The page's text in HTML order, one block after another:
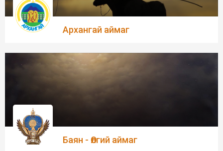
Архангай аймаг
Баян - Өлгий аймаг